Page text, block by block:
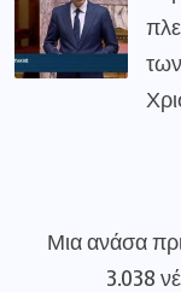
Μια ανάσα
3.038